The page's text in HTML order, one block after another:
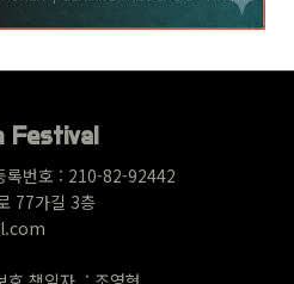
Festival
록번호 : 210-82-92442
77가길 3층